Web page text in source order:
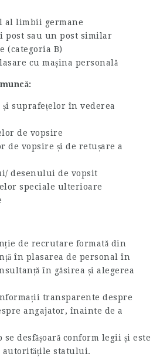
al limbii germane
post sau un post similar
(categoria B)
cu mașina personală
și suprafețelor în vederea
de vopsire
de vopsire și de retușare a
desenului de vopsit
speciale ulterioare
de recrutare formată din
în plasarea de personal în
în găsirea și alegerea
transparente despre
angajator, înainte de a
desfășoară conform legii și este
autoritățile statului.